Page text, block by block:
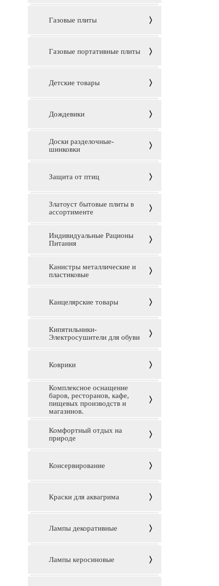
Газовые плиты
Газовые портативные плиты
Детские товары
Дождевики
Доски разделочные-
шинковки
Защита от птиц
Златоуст бытовые плиты в
ассортименте
Индивидуальные Рационы
Питания
Канистры металлические и
пластиковые
Канцелярские товары
Кипятильники-
Электросушители для обуви
Коврики
Комплексное оснащение
баров, ресторанов, кафе,
пищевых производств и
магазинов.
Комфортный отдых на
природе
Консервирование
Краски для аквагрима
Лампы декоративные
Лампы керосиновые